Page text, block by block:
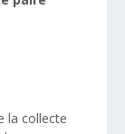
la collecte